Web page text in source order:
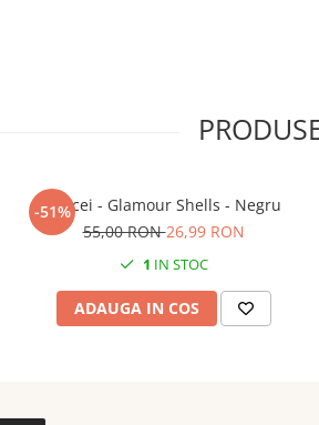
-51%
Cercei - Glamour Shells - Negru
55,00 RON26,99 RON
1 IN STOC
ADAUGA IN COS